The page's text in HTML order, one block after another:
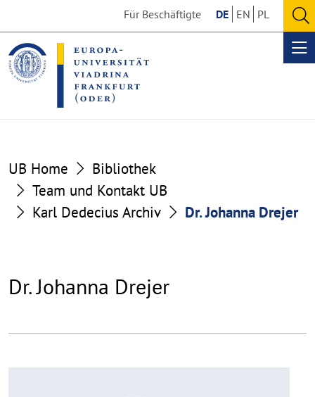
the
content
section
the
footer
section
Für Beschäftigte DE EN PL
UB Home
Bibliothek
Team und Kontakt UB
Karl Dedecius Archiv
Dr. Johanna Drejer
Dr. Johanna Drejer